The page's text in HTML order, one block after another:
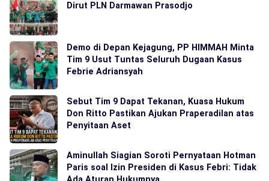
Dirut PLN Darmawan Prasodjo
Demo di Depan Kejagung, PP HIMMAH Minta
Tim 9 Usut Tuntas Seluruh Dugaan Kasus
Febrie Adriansyah
Sebut Tim 9 Dapat Tekanan, Kuasa Hukum
Don Ritto Pastikan Ajukan Praperadilan atas
Penyitaan Aset
Aminullah Siagian Soroti Pernyataan Hotman
Paris soal Izin Presiden di Kasus Febri: Tidak